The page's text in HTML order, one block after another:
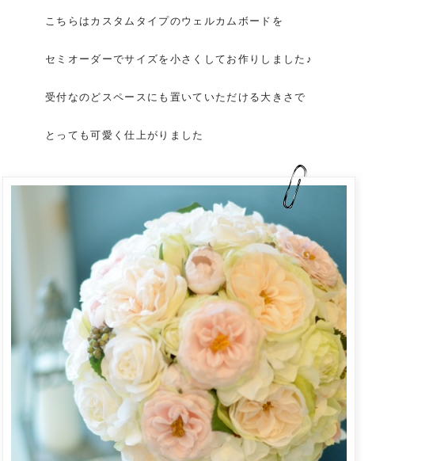
こちらは カスタムタイプのウェルカムボード を
セミオーダーでサイズを小さくしてお作りしました♪
受付なのどスペースにも置いていただける大きさで
とっても可愛く仕上がりました